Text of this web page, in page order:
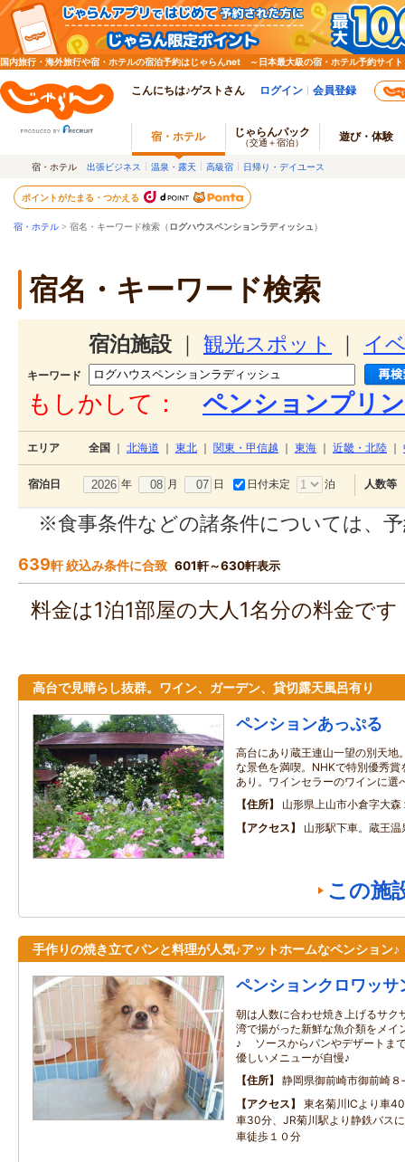
国内旅行・海外旅行や宿・ホテルの宿泊予約はじゃらんnet ～日本最大級の宿・ホテル予約サイト
こんにちは♪ゲストさん ログイン 会員登録
宿・ホテル じゃらんパック
（交通＋宿泊） 遊び・体験
宿・ホテル 出張ビジネス 温泉・露天 高級宿 日帰り・デイユース
ポイントがたまる・つかえる
宿・ホテル > 宿名・キーワード検索（ ログハウスペンションラディッシュ ）
宿名・キーワード検索
宿泊施設 観光スポット イ
キーワード
もしかして： ペンションプリ
エリア 全国 北海道 東北 関東・甲信越 東海 近畿・北陸
宿泊日 年 月 日 日付未定 泊 人数等
※食事条件などの諸条件については、
639軒 絞込み条件に合致 601軒～630軒表示
料金は1泊1部屋の大人1名分の料金で
高台で見晴らし抜群。ワイン、ガーデン、貸切露天風呂有り
ペンションあっぷる
高台にあり蔵王連山一望の別天地
な景色を満喫。NHKで特別優秀
あり。ワインセラーのワインに選
住所
山形県上山市小倉字大森
アクセス
山形駅下車。蔵王
この施
手作りの焼き立てパンと料理が人気♪アットホームなペンション♪
ペンションクロワッサ
朝は人数に合わせ焼き上げるサク
湾で揚がった新鮮な魚介類をメイ
♪ ソースからパンやデザートま
優しいメニューが自慢♪
住所
静岡県御前崎市御前崎８
アクセス
東名菊川ICより車
車30分、JR菊川駅より静鉄バス
車徒歩１０分